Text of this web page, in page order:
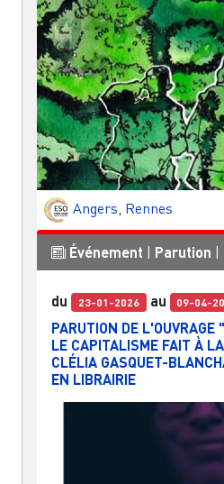
Angers, Rennes
Événement Parution
du 23-01-2026 au 09-04-
PARUTION DE L'OUVRAGE
LE CAPITALISME FAIT À
CLÉLIA GASQUET-
EN LIBRAIRIE